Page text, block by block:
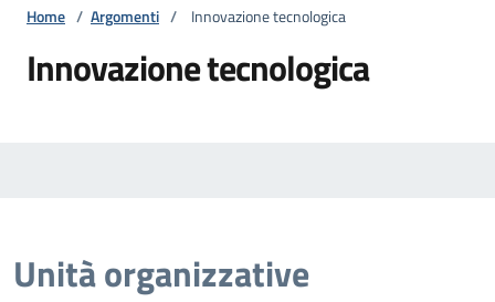
Home / Argomenti / Innovazione tecnologica
Innovazione tecnologica
Unità organizzative